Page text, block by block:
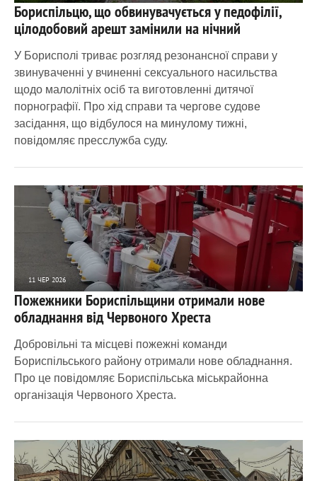
2 636 0
Бориспільцю, що обвинувачується у педофілії,
цілодобовий арешт замінили на нічний
У Борисполі триває розгляд резонансної справи у
звинуваченні у вчиненні сексуального насильства
щодо малолітніх осіб та виготовленні дитячої
порнографії. Про хід справи та чергове судове
засідання, що відбулося на минулому тижні,
повідомляє пресслужба суду.
11 ЧЕР 2026
1 297 0
Пожежники Бориспільщини отримали нове
обладнання від Червоного Хреста
Добровільні та місцеві пожежні команди
Бориспільського району отримали нове обладнання.
Про це повідомляє Бориспільська міськрайонна
організація Червоного Хреста.